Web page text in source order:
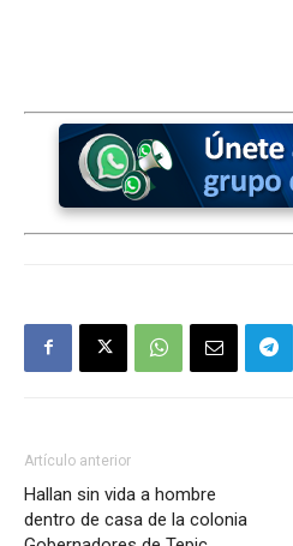
Artículo anterior
Hallan sin vida a hombre
dentro de casa de la colonia